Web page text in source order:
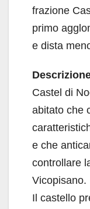
frazione
primo
e dista
Castel di
abitato che
e che
controllare
Vicopisano.
Il castello